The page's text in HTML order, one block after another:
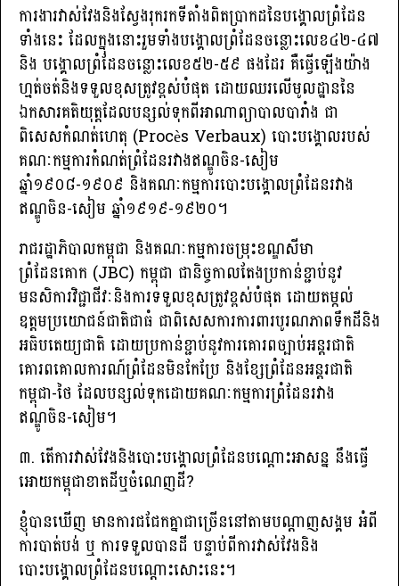
ការងារវាស់វែងនិងស្វែងរុករកទីតាំងពិតប្រាកដនៃបង្គោលព្រំដែន
ទាំងនេះ ដែលក្នុងនោះរួមទាំងបង្គោលព្រំដែនចន្លោះលេខ៤២-៤៧
និង បង្គោលព្រំដែនចន្លោះលេខ៥២-៥៩ ផងដែរ គឺធ្វើឡើងយ៉ាង
ហ្មត់ចត់និងទទួលខុសត្រូវខ្ពស់បំផុត ដោយឈរលើមូលដ្ឋាននៃ
ឯកសារគតិយុត្តដែលបន្សល់ទុកពីអាណាព្យាបាលបារាំង ជា
ពិសេសកំណត់ហេតុ (Procès Verbaux) បោះបង្គោលរបស់
គណៈកម្មការកំណត់ព្រំដែនរវាងឥណ្ឌូចិន-សៀម
ឆ្នាំ១៩០៨-១៩០៩ និងគណៈកម្មការបោះបង្គោលព្រំដែនរវាង
ឥណ្ឌូចិន-សៀម ឆ្នាំ១៩១៩-១៩២០។
រាជរដ្ឋាភិបាលកម្ពុជា និងគណៈកម្មការចម្រុះខណ្ឌសីមា
ព្រំដែនគោក (JBC) កម្ពុជា ជានិច្ចកាលតែងប្រកាន់ខ្ជាប់នូវ
មនសិការវិជ្ជាជីវៈនិងការទទួលខុសត្រូវខ្ពស់បំផុត ដោយតម្កល់
ឧត្តមប្រយោជន៍ជាតិជាធំ ជាពិសេសការការពារបូរណភាពទឹកដីនិង
អធិបតេយ្យជាតិ ដោយប្រកាន់ខ្ជាប់នូវការគោរពច្បាប់អន្តរជាតិ
គោរពគោលការណ៍ព្រំដែនមិនកែប្រែ និងខ្សែព្រំដែនអន្តរជាតិ
កម្ពុជា-ថៃ ដែលបន្សល់ទុកដោយគណៈកម្មការព្រំដែនរវាង
ឥណ្ឌូចិន-សៀម។
៣. តើការវាស់វែងនិងបោះបង្គោលព្រំដែនបណ្តោះអាសន្ន នឹងធ្វើ
អោយកម្ពុជាខាតដីឬចំណេញដី?
ខ្ញុំបានឃើញ មានការជជែកគ្នាជាច្រើននៅតាមបណ្ដាញសង្គម អំពី
ការបាត់បង់ ឬ ការទទួលបានដី បន្ទាប់ពីការវាស់វែងនិង
បោះបង្គោលព្រំដែនបណ្ដោះសោះនេះ។